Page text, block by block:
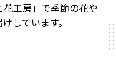
工房」で季節の花や
しています。